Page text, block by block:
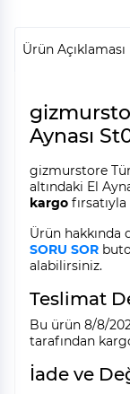
Ürün Açıklaması
Aynası
gizmurstore
altındaki El
kargo fırsatıyla
Ürün hakkında
SORU SOR
alabilirsiniz.
Teslimat
Bu ürün 8/8/
tarafından
İade ve